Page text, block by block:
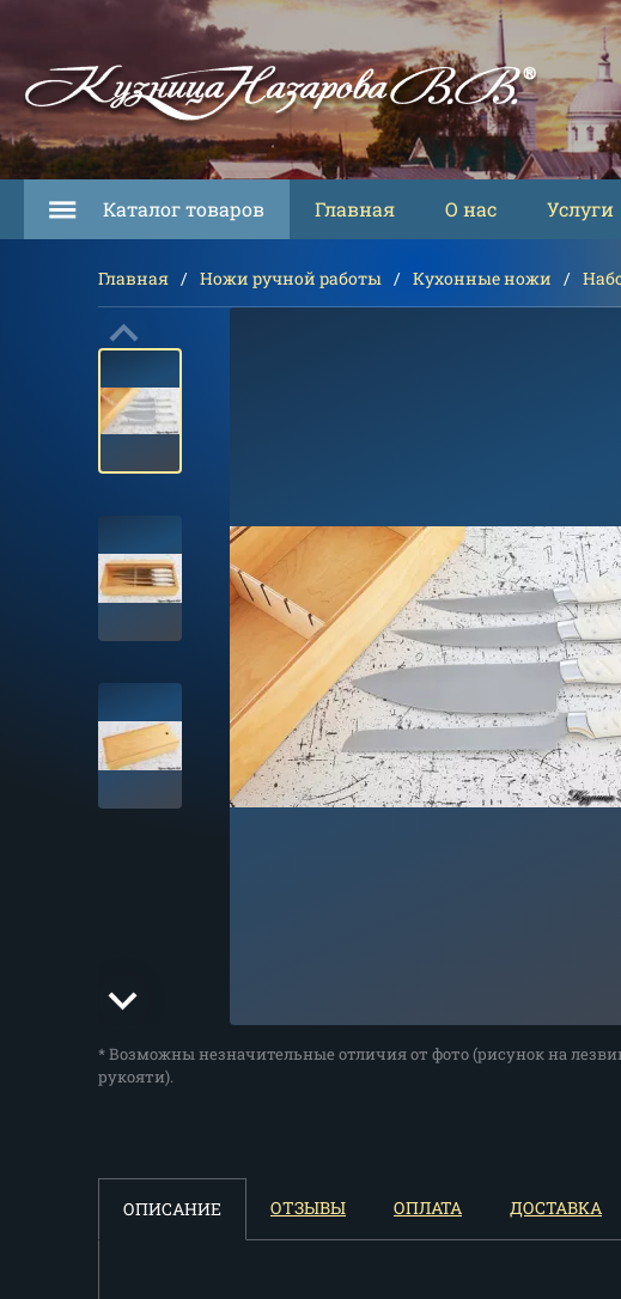
Каталог товаров Главная О нас Услуги
Главная Ножи ручной работы Кухонные ножи
* Возможны незначительные отличия от фото (рисунок на
рукояти).
ОПИСАНИЕ ОТЗЫВЫ ОПЛАТА ДОСТАВКА